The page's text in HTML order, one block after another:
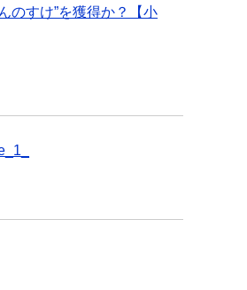
のすけ”を獲得か？【小